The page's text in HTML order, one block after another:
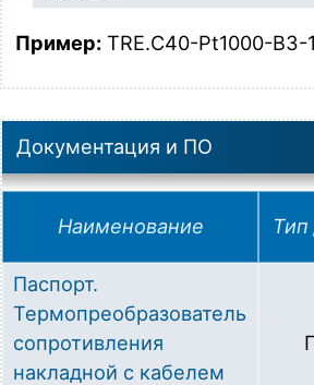
Пример: TRE.C40-Pt1000-B3-
Документация и ПО
Наименование Тип
Паспорт.
Термопреобразователь
сопротивления
накладной с кабелем